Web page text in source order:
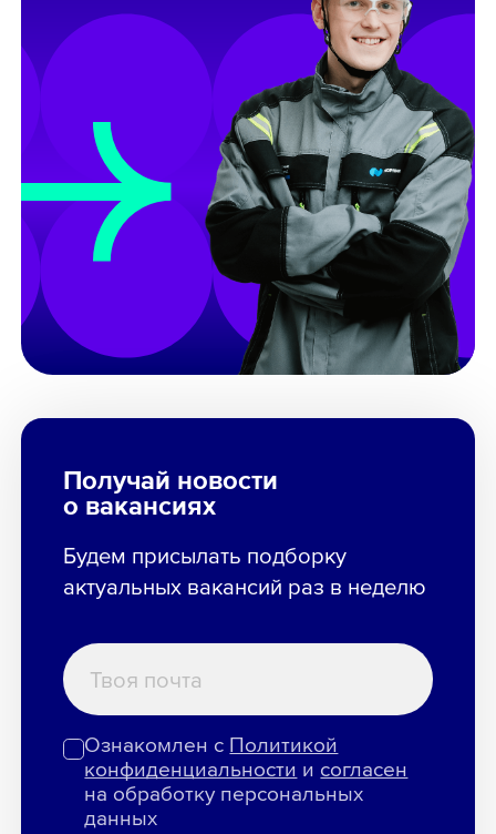
Получай новости
о вакансиях
Будем присылать подборку
актуальных вакансий раз в неделю
Ознакомлен с Политикой
конфиденциальности и согласен
на обработку персональных
данных